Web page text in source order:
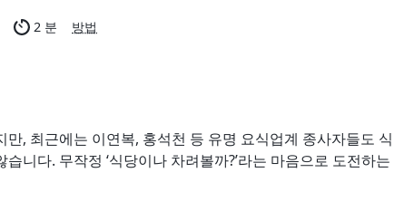
2 분 방법
, 최근에는 이연복, 홍석천 등 유명 요식업계 종사자들도 식
니다. 무작정 ‘식당이나 차려볼까?’라는 마음으로 도전하는